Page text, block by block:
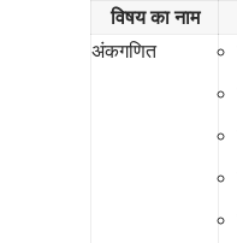
विषय का नाम
अंकगणित